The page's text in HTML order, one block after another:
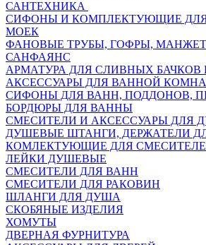
САНТЕХНИКА
СИФОНЫ И КОМПЛЕКТУЮЩИЕ
МОЕК
ФАНОВЫЕ ТРУБЫ, ГОФРЫ,
САНФАЯНС
АРМАТУРА ДЛЯ СЛИВНЫХ БАЧКОВ
АКСЕССУАРЫ ДЛЯ ВАННОЙ
СИФОНЫ ДЛЯ ВАНН, ПОДДОНОВ,
БОРДЮРЫ ДЛЯ ВАННЫ
СМЕСИТЕЛИ И АКСЕССУАРЫ ДЛЯ
ДУШЕВЫЕ ШТАНГИ, ДЕРЖАТЕЛИ
КОМЛЕКТУЮЩИЕ ДЛЯ
ЛЕЙКИ ДУШЕВЫЕ
СМЕСИТЕЛИ ДЛЯ ВАНН
СМЕСИТЕЛИ ДЛЯ РАКОВИН
ШЛАНГИ ДЛЯ ДУША
СКОБЯНЫЕ ИЗДЕЛИЯ
ХОМУТЫ
ДВЕРНАЯ ФУРНИТУРА